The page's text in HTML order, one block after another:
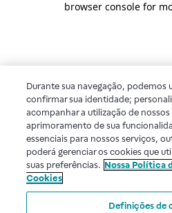
browser console for
Durante sua navegação, podemos
confirmar sua identidade;
acompanhar a utilização de
aprimoramento de sua
essenciais para nossos serviços,
poderá gerenciar os cookies que
suas preferências. Nossa Política
Cookies
Definições de